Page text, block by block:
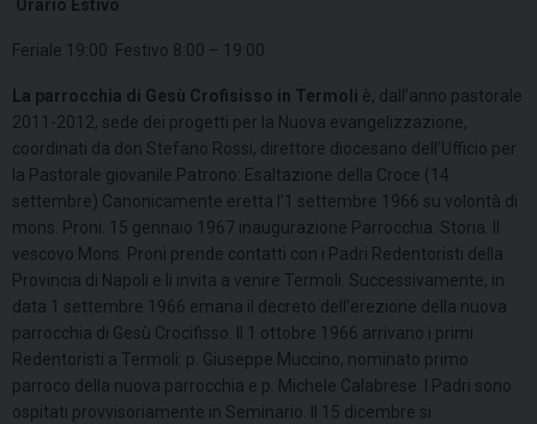
Orario Estivo
Feriale 19:00 Festivo 8:00 – 19:00
La parrocchia di Gesù Crofisisso in Termoli è, dall’anno pastorale
2011-2012, sede dei progetti per la Nuova evangelizzazione,
coordinati da don Stefano Rossi, direttore diocesano dell’Ufficio per
la Pastorale giovanile.Patrono: Esaltazione della Croce (14
settembre) Canonicamente eretta l’1 settembre 1966 su volontà di
mons. Proni. 15 gennaio 1967 inaugurazione Parrocchia. Storia. Il
vescovo Mons. Proni prende contatti con i Padri Redentoristi della
Provincia di Napoli e li invita a venire Termoli. Successivamente, in
data 1 settembre 1966 emana il decreto dell’erezione della nuova
parrocchia di Gesù Crocifisso. Il 1 ottobre 1966 arrivano i primi
Redentoristi a Termoli: p. Giuseppe Muccino, nominato primo
parroco della nuova parrocchia e p. Michele Calabrese. I Padri sono
ospitati provvisoriamente in Seminario. Il 15 dicembre si